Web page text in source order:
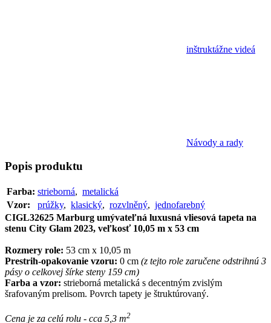
inštruktážne videá
Návody a rady
Popis produktu
Farba: strieborná, metalická
Vzor:
prúžky, klasický, rozvlněný, jednofarebný
CIGL32625 Marburg umývateľná luxusná vliesová tapeta na
stenu City Glam 2023, veľkosť 10,05 m x 53 cm
Rozmery role: 53 cm x 10,05 m
Prestrih-opakovanie vzoru: 0 cm (z tejto role zaručene odstrihnú 3
pásy o celkovej šírke steny 159 cm)
Farba a vzor: strieborná metalická s decentným zvislým
šrafovaným prelisom. Povrch tapety je štruktúrovaný.
Cena je za celú rolu - cca 5,3 m2